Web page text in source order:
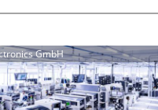
GmbH